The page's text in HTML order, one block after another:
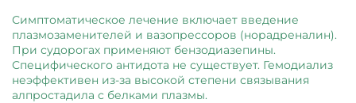
Симптоматическое лечение включает введение
плазмозаменителей и вазопрессоров (норадреналин).
При судорогах применяют бензодиазепины.
Специфического антидота не существует. Гемодиализ
неэффективен из-за высокой степени связывания
алпростадила с белками плазмы.